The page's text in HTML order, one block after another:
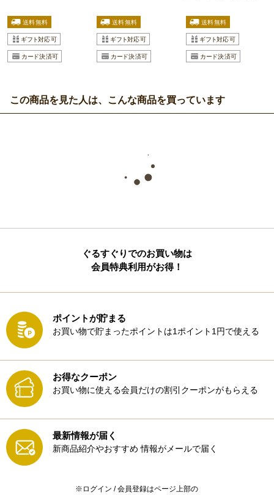
この商品を見た人は、こんな商品を買っています
ぐるすぐりでのお買い物は
会員特典利用がお得！
ポイントが貯まる
お買い物で貯まったポイントは1ポイント1円で使える
お得なクーポン
お買い物に使える会員だけの割引クーポンがもらえる
最新情報が届く
新商品紹介やおすすめ 情報がメールで届く
※ログイン / 会員登録はページ上部の